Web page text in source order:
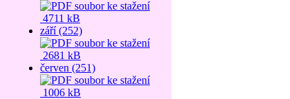
4711 kB
září (252)
2681 kB
červen (251)
1006 kB